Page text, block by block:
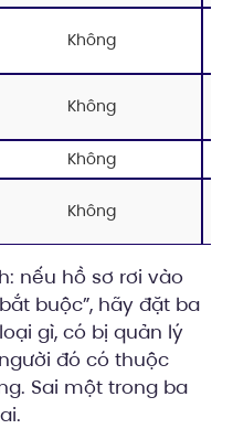
Không
Không
Không
Không
nếu hồ sơ rơi vào
buộc”, hãy đặt ba
gì, có bị quản lý
đó có thuộc
Sai một trong ba